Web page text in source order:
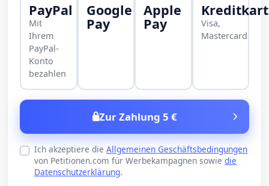
PayPal
Mit
Ihrem
PayPal-
Konto
bezahlen
Google
Pay
Apple
Pay
Visa,
Mastercard
Zur Zahlung 5 €
Ich akzeptiere die Allgemeinen Geschäftsbedingungen
von Petitionen.com für Werbekampagnen sowie die
Datenschutzerklärung.